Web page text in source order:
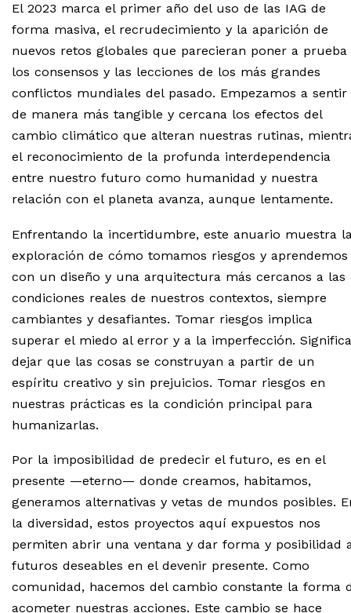
El 2023 marca el primer año del uso de las IAG de
forma masiva, el recrudecimiento y la aparición de
nuevos retos globales que parecieran poner a prueba
los consensos y las lecciones de los más grandes
conflictos mundiales del pasado. Empezamos a sentir
de manera más tangible y cercana los efectos del
cambio climático que alteran nuestras rutinas,
el reconocimiento de la profunda interdependencia
entre nuestro futuro como humanidad y nuestra
relación con el planeta avanza, aunque lentamente.
Enfrentando la incertidumbre, este anuario muestra
exploración de cómo tomamos riesgos y aprendemos
con un diseño y una arquitectura más cercanos a las
condiciones reales de nuestros contextos, siempre
cambiantes y desafiantes. Tomar riesgos implica
superar el miedo al error y a la imperfección. Significa
dejar que las cosas se construyan a partir de un
espíritu creativo y sin prejuicios. Tomar riesgos en
nuestras prácticas es la condición principal para
humanizarlas.
Por la imposibilidad de predecir el futuro, es en el
presente —eterno— donde creamos, habitamos,
generamos alternativas y vetas de mundos posibles.
la diversidad, estos proyectos aquí expuestos nos
permiten abrir una ventana y dar forma y posibilidad
futuros deseables en el devenir presente. Como
comunidad, hacemos del cambio constante la forma
acometer nuestras acciones. Este cambio se hace